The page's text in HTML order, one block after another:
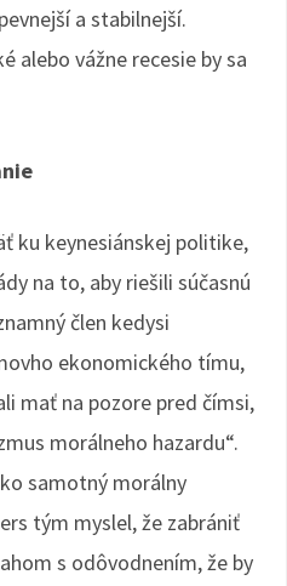
a stabilnejší.
alebo vážne recesie by sa
ku keynesiánskej politike,
na to, aby riešili súčasnú
člen kedysi
ekonomického tímu,
mať na pozore pred čímsi,
morálneho hazardu“.
samotný morálny
tým myslel, že zabrániť
s odôvodnením, že by